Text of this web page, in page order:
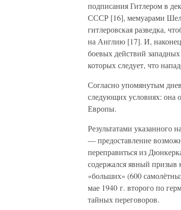
подписания Гитлером в
СССР [16], мемуарами
гитлеровская разведка,
на Англию [17]. И,
боевых действий
которых следует, что
Согласно упомянутым
следующих условиях: она
Европы.
Результатами указанного
— предоставление
переправиться из
содержался явный
«больших» (600
мае 1940 г. второго по
тайных переговоров.